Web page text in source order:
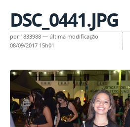
DSC_0441.JPG
por 1833988 — última modificação
08/09/2017 15h01